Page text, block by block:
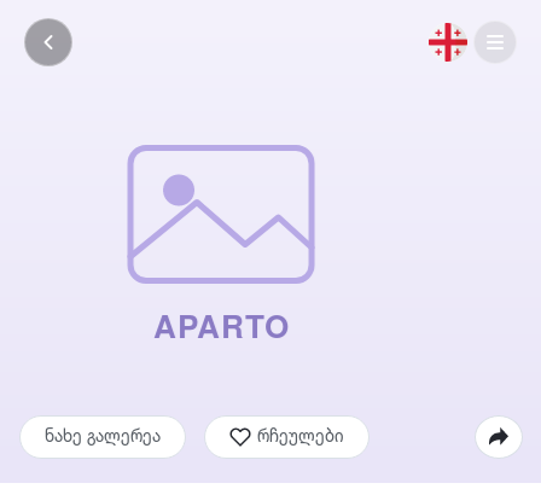
ნახე გალერეა რჩეულები